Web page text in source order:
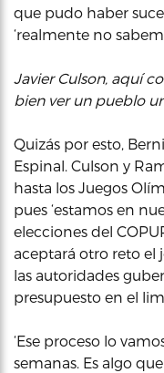
que pudo haber
‘realmente no
Javier Culson, aquí
bien ver un pueblo
Quizás por esto,
Espinal. Culson y
hasta los Juegos
pues ‘estamos en
elecciones del
aceptará otro reto el
las autoridades
presupuesto en el
‘Ese proceso lo
semanas. Es algo